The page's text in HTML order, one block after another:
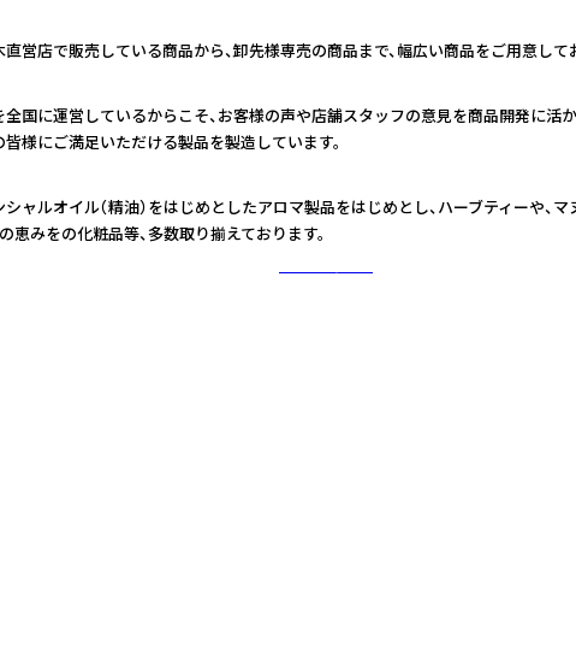
営店で販売している商品から、卸先様専売の商品まで、幅広い商品をご用意して
全国に運営しているからこそ、お客様の声や店舗スタッフの意見を商品開発に活
皆様にご満足いただける製品を製造しています。
ャルオイル（精油）をはじめとしたアロマ製品をはじめとし、ハーブティーや、
恵みをの化粧品等、多数取り揃えております。